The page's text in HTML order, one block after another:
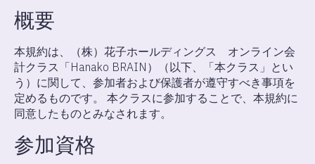
概要
本規約は、（株）花子ホールディングス オンライン会
計クラス「Hanako BRAIN）（以下、「本クラス」とい
う）に関して、参加者および保護者が遵守すべき事項を
定めるものです。 本クラスに参加することで、本規約に
同意したものとみなされます。
参加資格